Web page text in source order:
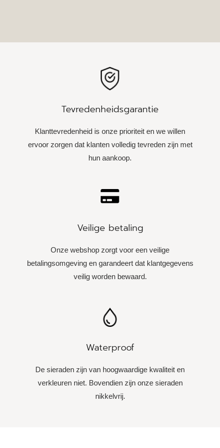
Tevredenheidsgarantie
Klanttevredenheid is onze prioriteit en we willen
ervoor zorgen dat klanten volledig tevreden zijn met
hun aankoop.
Veilige betaling
Onze webshop zorgt voor een veilige
betalingsomgeving en garandeert dat klantgegevens
veilig worden bewaard.
Waterproof
De sieraden zijn van hoogwaardige kwaliteit en
verkleuren niet. Bovendien zijn onze sieraden
nikkelvrij.